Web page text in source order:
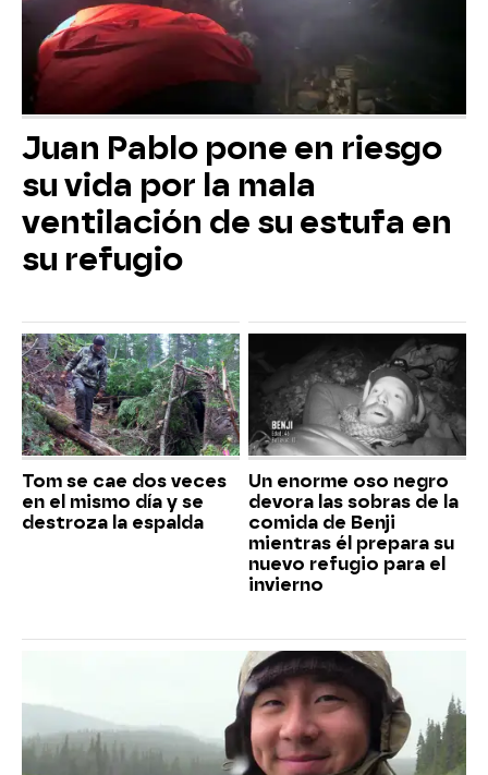
Juan Pablo pone en riesgo
su vida por la mala
ventilación de su estufa en
su refugio
Tom se cae dos veces
en el mismo día y se
destroza la espalda
Un enorme oso negro
devora las sobras de la
comida de Benji
mientras él prepara su
nuevo refugio para el
invierno